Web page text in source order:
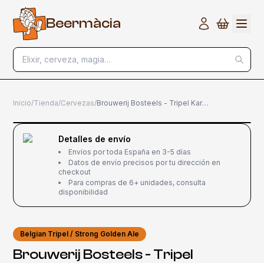
Beermàcia
Elixir, cerveza, magia…
Inicio/Tienda/Cervezas/ Brouwerij Bosteels - Tripel Karmeliet 75cl
Detalles de envío
Envíos por toda España en 3-5 días
Datos de envío precisos por tu dirección en
checkout
Para compras de 6+ unidades, consulta
disponibilidad
Belgian Tripel / Strong Golden Ale
Brouwerij Bosteels - Tripel